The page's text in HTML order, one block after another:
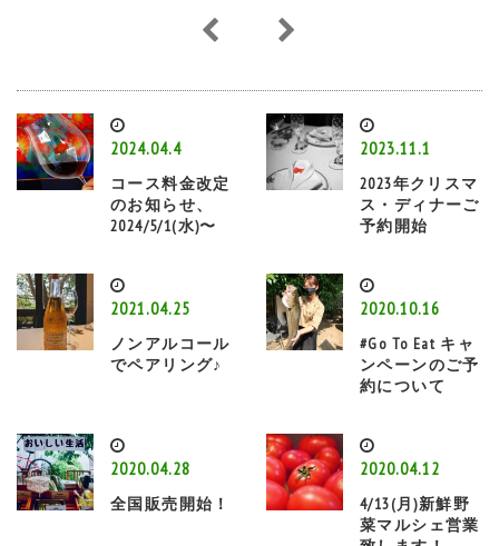
2024.04.4
コース料金改定
のお知らせ、
2024/5/1(水)〜
2023.11.1
2023年クリスマ
ス・ディナーご
予約開始
2021.04.25
ノンアルコール
でペアリング♪
2020.10.16
#Go To Eat キャ
ンペーンのご予
約について
2020.04.28
全国販売開始！
2020.04.12
4/13(月)新鮮野
菜マルシェ営業